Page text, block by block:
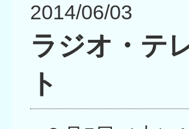
2014/06/03
ラジオ・テ
ト